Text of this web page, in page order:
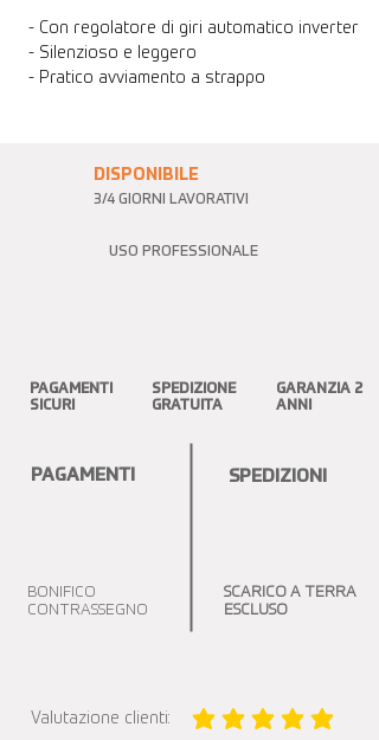
- Con regolatore di giri automatico inverter
- Silenzioso e leggero
- Pratico avviamento a strappo
DISPONIBILE
3/4 GIORNI LAVORATIVI
USO PROFESSIONALE
PAGAMENTI
SICURI
SPEDIZIONE
GRATUITA
GARANZIA 2
ANNI
PAGAMENTI SPEDIZIONI
BONIFICO
CONTRASSEGNO
SCARICO A TERRA
ESCLUSO
Valutazione clienti: la valutazione media è 5 su